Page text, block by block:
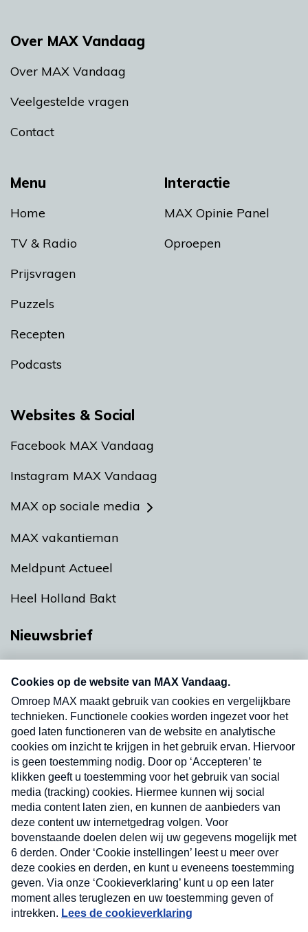
Menu
Home
TV & Radio
Prijsvragen
Puzzels
Recepten
Podcasts
Interactie
MAX Opinie Panel
Oproepen
Over MAX Vandaag
Over MAX Vandaag
Veelgestelde vragen
Contact
Websites & Social
Facebook MAX Vandaag
Instagram MAX Vandaag
MAX op sociale media
MAX vakantieman
Meldpunt Actueel
Heel Holland Bakt
Nieuwsbrief
Neem hier een gratis abonnement op onze
nieuwsbrief. Elke vrijdag- en dinsdagochtend in
uw mailbox.
Verzend
Nieuwsbrief
Neem hier een gratis abonnement op onze
nieuwsbrief. Elke vrijdag- en dinsdagochtend in uw